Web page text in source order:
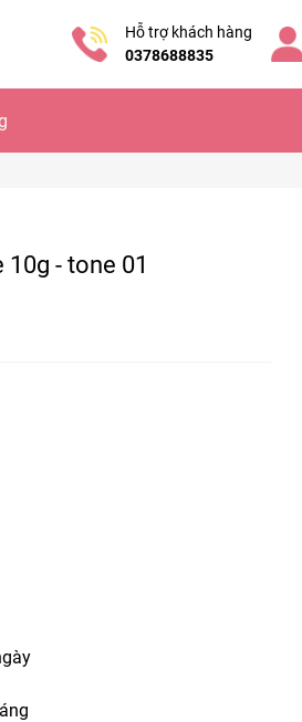
Hỗ trợ khách hàng
0378688835
10g - tone 01